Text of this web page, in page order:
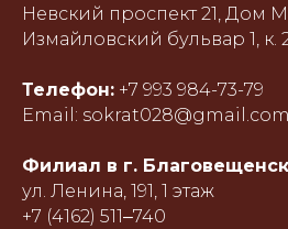
Невский проспект 21, Дом
Измайловский бульвар 1, к.
Телефон: +7 993 984-73-79
Email: sokrat028@gmail.com
Филиал в г.
ул. Ленина, 191, 1 этаж
+7 (4162) 511‒740